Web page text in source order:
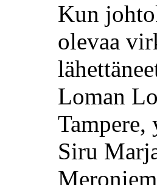
Kun
olevaa
Loman
Tampere,
Siru